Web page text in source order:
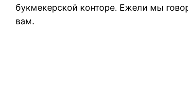
букмекерской конторе. Ежели мы
вам.